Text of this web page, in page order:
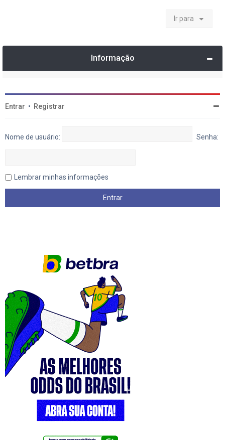
Ir para
Informação
Entrar • Registrar
Nome de usuário: Senha:
Lembrar minhas informações